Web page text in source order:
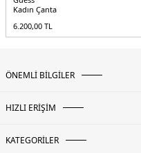
Kadın Çanta
6.200,00 TL
ÖNEMLİ BİLGİLER
HIZLI ERİŞİM
KATEGORİLER